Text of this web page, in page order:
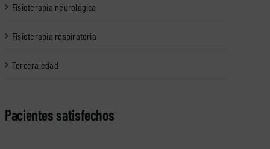
Fisioterapia neurológica
Fisioterapia respiratoria
Tercera edad
Pacientes satisfechos